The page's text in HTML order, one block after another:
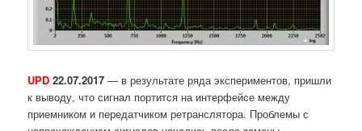
UPD 22.07.2017— в результате ряда экспериментов, пришли
к выводу, что сигнал портится на интерфейсе между
приемником и передатчиком ретранслятора. Проблемы с